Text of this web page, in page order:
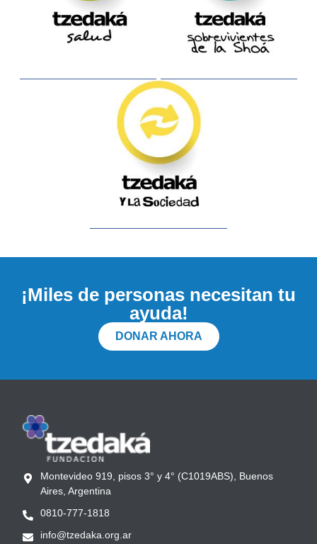
¡Miles de personas necesitan tu
ayuda!
DONAR AHORA
Montevideo 919, pisos 3° y 4° (C1019ABS), Buenos
Aires, Argentina
0810-777-1818
info@tzedaka.org.ar